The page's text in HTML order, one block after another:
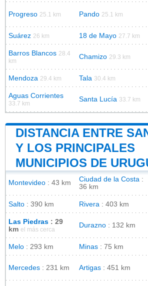
Progreso 25.1 km Pando 25.1 km
Suárez 26 km 18 de Mayo 27.7 km
Barros Blancos 28.4
km
Chamizo 29.3 km
Mendoza 29.4 km Tala 30.4 km
Aguas Corrientes
33.7 km
Santa Lucía 33.7 km
DISTANCIA ENTRE
Y LOS PRINCIPALES
MUNICIPIOS DE
Montevideo : 43 km Ciudad de la Costa :
36 km
Salto : 390 km Rivera : 403 km
Las Piedras : 29
km el más cerca
Durazno : 132 km
Melo : 293 km Minas : 75 km
Mercedes : 231 km Artigas : 451 km